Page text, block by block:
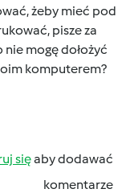
żeby mieć pod
pisze za
nie mogę dołożyć
komputerem?
sięaby dodawać
komentarze